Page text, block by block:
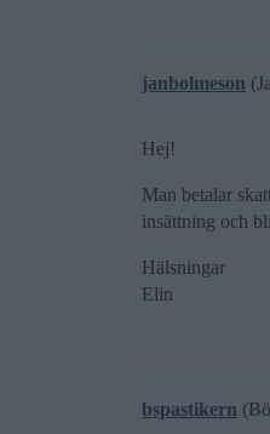
janbolmeson
Hej!
Man betalar
insättning och
Hälsningar
Elin
bspastikern